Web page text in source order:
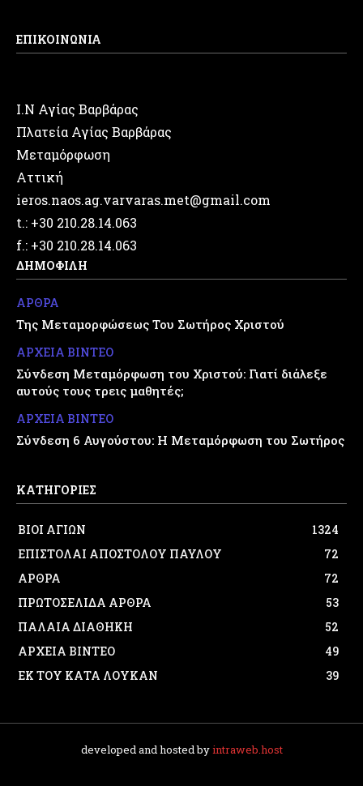
ΕΠΙΚΟΙΝΩΝΙΑ
Ι.Ν Αγίας Βαρβάρας
Πλατεία Αγίας Βαρβάρας
Μεταμόρφωση
Αττική
ieros.naos.ag.varvaras.met@gmail.com
t.: +30 210.28.14.063
f.: +30 210.28.14.063
ΔΗΜΟΦΙΛΗ
ΑΡΘΡΑ
Της Μεταμορφώσεως Του Σωτήρος Χριστού
ΑΡΧΕΙΑ ΒΙΝΤΕΟ
Σύνδεση Μεταμόρφωση του Χριστού: Γιατί διάλεξε
αυτούς τους τρεις μαθητές;
ΑΡΧΕΙΑ ΒΙΝΤΕΟ
Σύνδεση 6 Αυγούστου: Η Μεταμόρφωση του Σωτήρος
ΚΑΤΗΓΟΡΙΕΣ
ΒΙΟΙ ΑΓΙΩΝ
1324
ΕΠΙΣΤΟΛΑΙ ΑΠΟΣΤΟΛΟΥ ΠΑΥΛΟΥ
72
ΑΡΘΡΑ
72
ΠΡΩΤΟΣΕΛΙΔΑ ΑΡΘΡΑ
53
ΠΑΛΑΙΑ ΔΙΑΘΗΚΗ
52
ΑΡΧΕΙΑ ΒΙΝΤΕΟ
49
ΕΚ ΤΟΥ ΚΑΤΑ ΛΟΥΚΑΝ
39
developed and hosted byintraweb.host